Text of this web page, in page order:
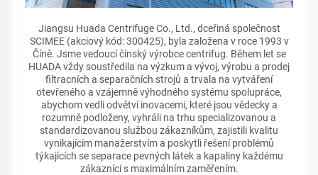
Jiangsu Huada Centrifuge Co., Ltd., dceřiná společnost
SCIMEE (akciový kód: 300425), byla založena v roce 1993 v
Číně. Jsme vedoucí čínský výrobce centrifug. Během let se
HUADA vždy soustředila na výzkum a vývoj, výrobu a prodej
filtracních a separačních strojů a trvala na vytváření
otevřeného a vzájemně výhodného systému spolupráce,
abychom vedli odvětví inovacemi, které jsou vědecky a
rozumně podloženy, vyhráli na trhu specializovanou a
standardizovanou službou zákazníkům, zajistili kvalitu
vynikajícím manažerstvím a poskytli řešení problémů
týkajících se separace pevných látek a kapaliny každému
zákazníci s maximálním zaměřením.